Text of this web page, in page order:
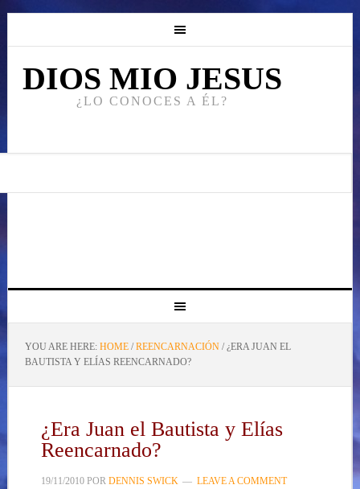
DIOS MIO JESUS
¿LO CONOCES A ÉL?
YOU ARE HERE: HOME / REENCARNACIÓN /¿ERA JUAN EL
BAUTISTA Y ELÍAS REENCARNADO?
¿Era Juan el Bautista y Elías
Reencarnado?
19/11/2010POR DENNIS SWICK LEAVE A COMMENT